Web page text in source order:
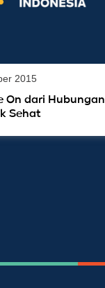
2015
On dari Hubungan
Sehat